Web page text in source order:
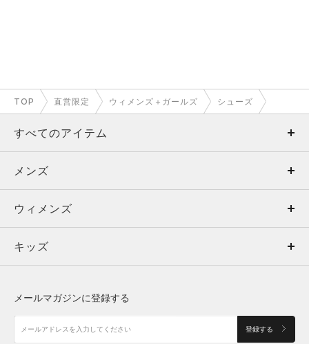
TOP 直営限定 ウィメンズ＋ガールズ シューズ
すべてのアイテム
メンズ
ウィメンズ
キッズ
アクセサリー
メンズ
トップス
ボトムス
アクセサリー
ウィメンズ
トップス
シューズ
キッズ
メールマガジンに登録する
登録する